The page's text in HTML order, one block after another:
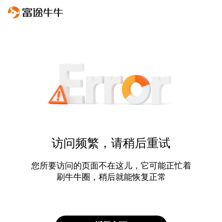
访问频繁，请稍后重试
您所要访问的页面不在这儿，它可能正忙着
刷牛牛圈，稍后就能恢复正常